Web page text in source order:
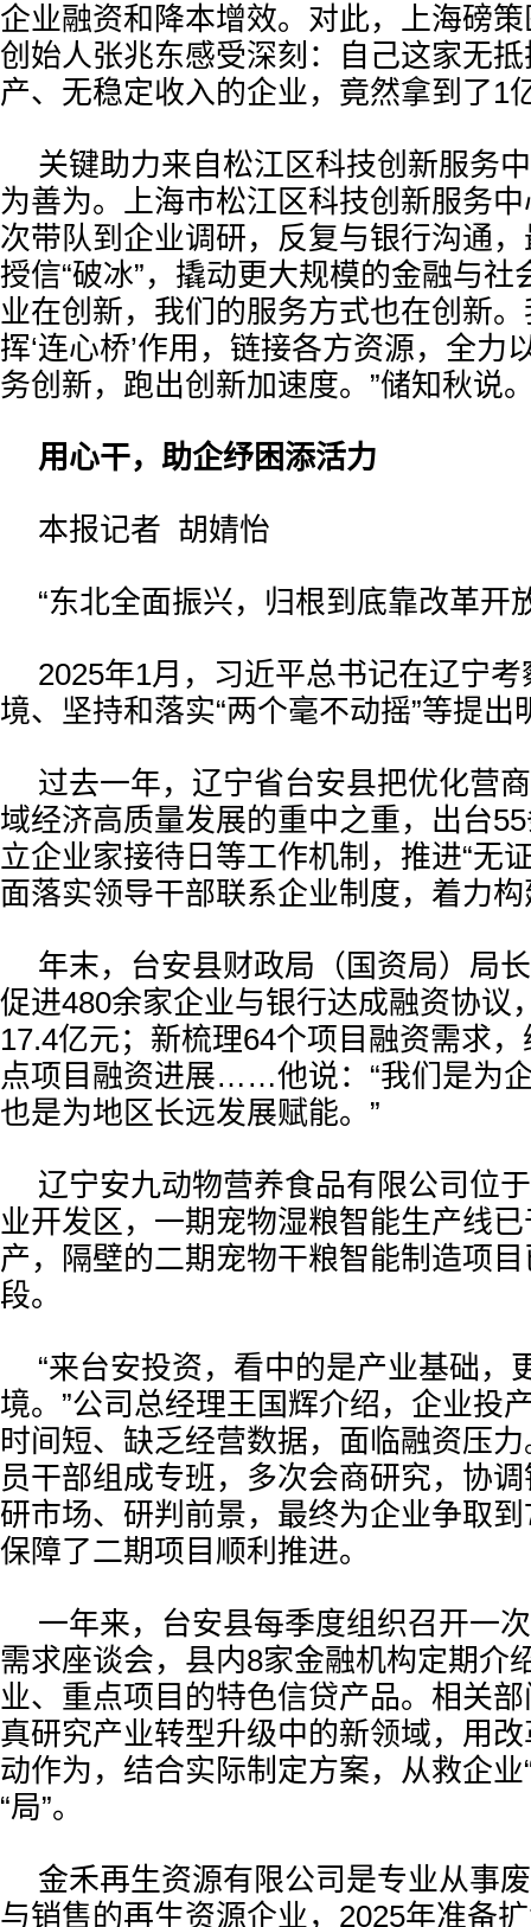
企业融资和降本增效。对此，上海磅
创始人张兆东感受深刻：自己这家无
产、无稳定收入的企业，竟然拿到了1
关键助力来自松江区科技创新服务
为善为。上海市松江区科技创新服务
次带队到企业调研，反复与银行沟通
授信“破冰”，撬动更大规模的金融与社
业在创新，我们的服务方式也在创新
挥‘连心桥’作用，链接各方资源，全力
务创新，跑出创新加速度。”储知秋说
用心干，助企纾困添活力
本报记者 胡婧怡
“东北全面振兴，归根到底靠改革开
2025年1月，习近平总书记在辽宁
境、坚持和落实“两个毫不动摇”等提出
过去一年，辽宁省台安县把优化营
域经济高质量发展的重中之重，出台
立企业家接待日等工作机制，推进“无
面落实领导干部联系企业制度，着力
年末，台安县财政局（国资局）局
促进480余家企业与银行达成融资协议
17.4亿元；新梳理64个项目融资需求
点项目融资进展……他说：“我们是为
也是为地区长远发展赋能。”
辽宁安九动物营养食品有限公司位
业开发区，一期宠物湿粮智能生产线
产，隔壁的二期宠物干粮智能制造项
段。
“来台安投资，看中的是产业基础，
境。”公司总经理王国辉介绍，企业投
时间短、缺乏经营数据，面临融资压
员干部组成专班，多次会商研究，协
研市场、研判前景，最终为企业争取
保障了二期项目顺利推进。
一年来，台安县每季度组织召开一
需求座谈会，县内8家金融机构定期介
业、重点项目的特色信贷产品。相关
真研究产业转型升级中的新领域，用
动作为，结合实际制定方案，从救企业
“局”。
金禾再生资源有限公司是专业从事
与销售的再生资源企业，2025年准备